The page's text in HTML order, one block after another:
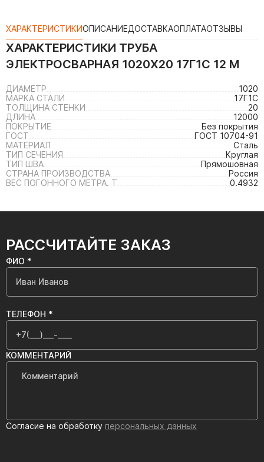
ХАРАКТЕРИСТИКИОПИСАНИЕДОСТАВКАОПЛАТАОТЗЫВЫ
ХАРАКТЕРИСТИКИ ТРУБА
ЭЛЕКТРОСВАРНАЯ 1020Х20 17Г1С 12 М
ДИАМЕТР
1020
МАРКА СТАЛИ
17Г1С
ТОЛЩИНА СТЕНКИ
20
ДЛИНА
12000
ПОКРЫТИЕ
Без покрытия
ГОСТ
ГОСТ 10704-91
МАТЕРИАЛ
Сталь
ТИП СЕЧЕНИЯ
Круглая
ТИП ШВА
Прямошовная
СТРАНА ПРОИЗВОДСТВА
Россия
ВЕС ПОГОННОГО МЕТРА. Т
0.4932
РАССЧИТАЙТЕ ЗАКАЗ
ФИО *
ТЕЛЕФОН *
КОММЕНТАРИЙ
Согласие на обработку персональных данных